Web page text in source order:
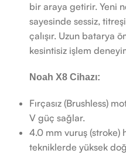
bir araya getirir. Yeni
sayesinde sessiz,
çalışır. Uzun batarya
kesintisiz işlem
Noah X8 Cihazı:
Fırçasız (Brushless)
V güç sağlar.
4.0 mm vuruş (stroke)
tekniklerde yüksek